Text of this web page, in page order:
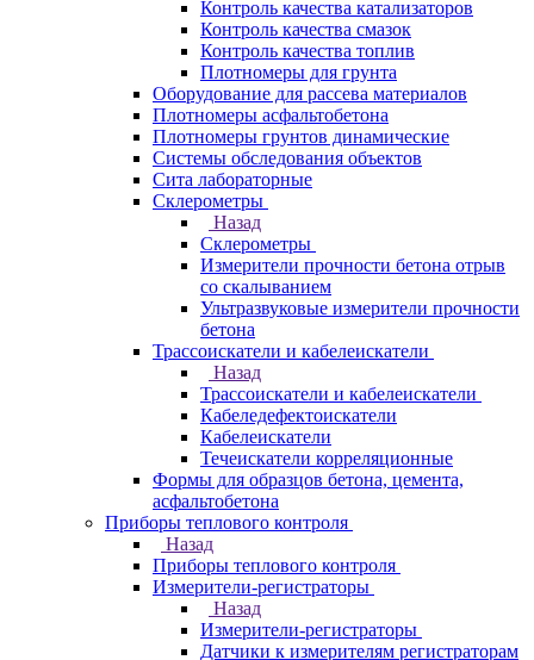
Контроль качества катализаторов
Контроль качества смазок
Контроль качества топлив
Плотномеры для грунта
Оборудование для рассева материалов
Плотномеры асфальтобетона
Плотномеры грунтов динамические
Системы обследования объектов
Сита лабораторные
Склерометры
Назад
Склерометры
Измерители прочности бетона отрыв
со скалыванием
Ультразвуковые измерители прочности
бетона
Трассоискатели и кабелеискатели
Назад
Трассоискатели и кабелеискатели
Кабеледефектоискатели
Кабелеискатели
Течеискатели корреляционные
Формы для образцов бетона, цемента,
асфальтобетона
Приборы теплового контроля
Назад
Приборы теплового контроля
Измерители-регистраторы
Назад
Измерители-регистраторы
Датчики к измерителям регистраторам